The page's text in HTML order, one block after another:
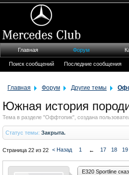
Главная Форум Другие темы
Южная история
Тема в разделе "Оффтопик", создана
Статус темы: Закрыта.
Страница 22 из 22 < Назад 1 ← 17 18 19
E320 Sportline
Главная Форум
Поиск сообщений Последние сообщения